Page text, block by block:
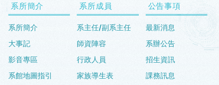
系所簡介
系所簡介
大事記
影音專區
系館地圖指引
系所成員
系主任/副系主任
師資陣容
行政人員
家族導生表
公告事項
最新消息
系辦公告
招生資訊
課務訊息